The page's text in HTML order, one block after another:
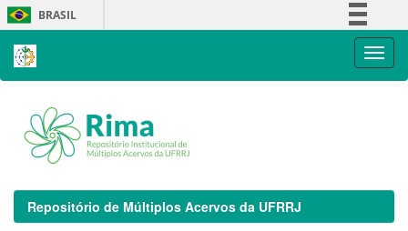
Skip
navigation
BRASIL
Repositório de Múltiplos Acervos da UFRRJ